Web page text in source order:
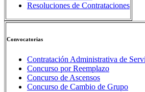
Resoluciones de Contrataciones
Convocatorias
Contratación Administrativa de
Concurso por Reemplazo
Concurso de Ascensos
Concurso de Cambio de Grupo